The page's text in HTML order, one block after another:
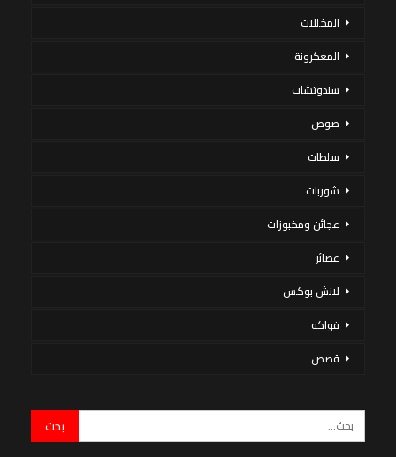
المخللات
المعكرونة
سندوتشات
صوص
سلطات
شوربات
عجائن ومخبوزات
عصائر
لانش بوكس
فواكه
قصص